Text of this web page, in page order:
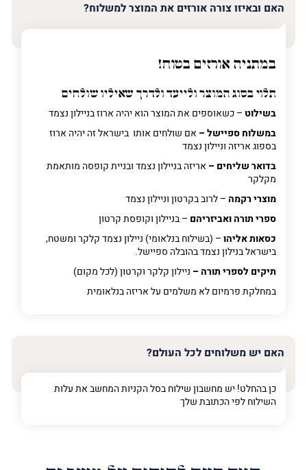
האם ובאיזו צורה אורזים את המוצר למשלוח?
במתניה אורזים בטוח!
תלוי בסוג המוצר ולייעד ולדרך שאיליו שולחים
בשילוט – כשאוספים את המוצר הוא יהיה ארוז בניילון נצמד
במשלוח ספיישל – אם שולחים אותו בישראל זה יהיה ארוז
בספוג אריזה וניילון נצמד
בדואר שליחים – אריזה בניילון נצמד ובניית קופסה מותאמת
מקלקר
מוצרי רקמה – לרוב בקרטון וניילון נצמד
ספרי תורה ואביזריהם – בניילון וקופסת קרטון
כסאות אליהו– (בשילוח בנלאומי) ניילון נצמד קלקר ומשטח,
בישראל בנילון נצמד בהובלה ספיישל.
תיקים לספרי תורה – ניילון קלקר וקרטון (לכל מקום)
במחלקת פרמיוםלא משלמים על אריזה בנלאומית
האם יש משלוחים לכל העולם?
כן בהחלט! יש מחשבון שילוח בסל הקניות המחשב את עלות
השילוח לפי הכתובת שלך